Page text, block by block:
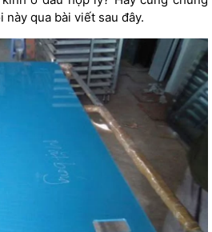
qua bài viết sau đây.